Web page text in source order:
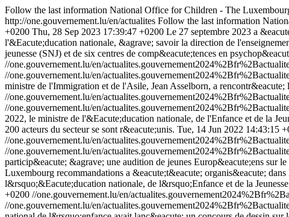
Follow the last information National Office for Children - The
http://one.gouvernement.lu/en/actualites Follow the last information
+0200 Thu, 28 Sep 2023 17:39:47 +0200 Le 27 septembre 2023 a
l'&Eacute;ducation nationale, &agrave; savoir la direction de
jeunesse (SNJ) et de six centres de comp&eacute;tences en
//one.gouvernement.lu/en/
//one.gouvernement.lu/en/
ministre de l'Immigration et de l'Asile, Jean Asselborn, a
//one.gouvernement.lu/en/
//one.gouvernement.lu/en/
2022, le ministre de l'&Eacute;ducation nationale, de l'Enfance et de la
200 acteurs du secteur se sont r&eacute;unis. Tue, 14 Jun 2022 14:43:15
//one.gouvernement.lu/en/
//one.gouvernement.lu/en/
particip&eacute; &agrave; une audition de jeunes Europ&eacute;ens sur
Luxembourg recommandations a &eacute;t&eacute; organis&eacute;
l&rsquo;&Eacute;ducation nationale, de l&rsquo;Enfance et de la
+0200 //one.gouvernement.lu/en/
//one.gouvernement.lu/en/